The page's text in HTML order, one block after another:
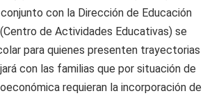
con la Dirección de Educación
de Actividades Educativas) se
para quienes presenten trayectorias
con las familias que por situación de
requieran la incorporación de